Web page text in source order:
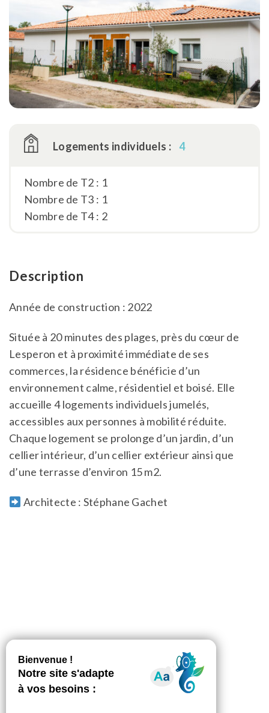
Logements individuels : 4
Nombre de T2 : 1
Nombre de T3 : 1
Nombre de T4 : 2
Description
Année de construction : 2022
Située à 20 minutes des plages, près du cœur de
Lesperon et à proximité immédiate de ses
commerces, la résidence bénéficie d’un
environnement calme, résidentiel et boisé. Elle
accueille 4 logements individuels jumelés,
accessibles aux personnes à mobilité réduite.
Chaque logement se prolonge d’un jardin, d’un
cellier intérieur, d’un cellier extérieur ainsi que
d’une terrasse d’environ 15 m2.
Architecte : Stéphane Gachet